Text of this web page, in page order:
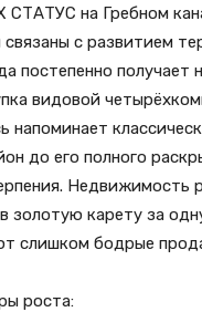
СТАТУС на Гребном
с развитием
постепенно получает
видовой
напоминает
до его полного
Недвижимость
золотую карету за
слишком бодрые
роста: